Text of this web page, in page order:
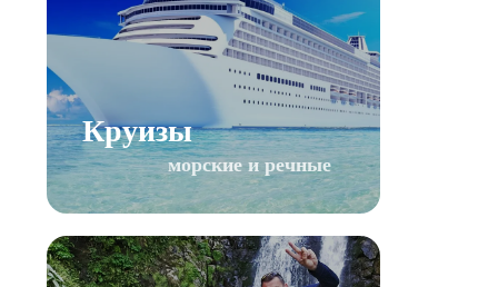
Круизы
морские и речные